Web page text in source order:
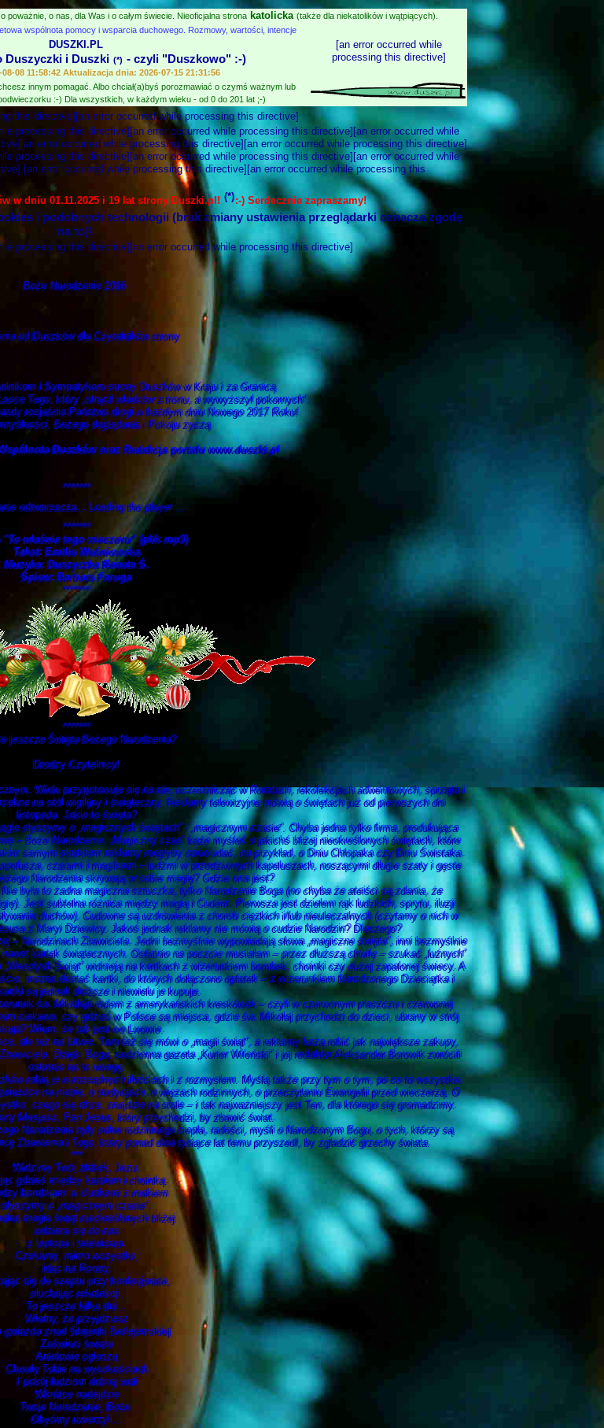
poważnie, o nas, dla Was i o całym świecie. Nieoficjalna strona katolicka (także dla niekatolików i wątpiących).
wspólnota pomocy i wsparcia duchowego. Rozmowy, wartości, intencje
DUSZKI.PL
Duszyczki i Duszki (*) - czyli "Duszkowo" :-)
08 11:58:42 Aktualizacja dnia: 2026-07-15 21:31:56
[an error occurred while
processing this directive]
innym pomagać. Albo chciał(a)byś porozmawiać o czymś ważnym lub
:-) Dla wszystkich, w każdym wieku - od 0 do 201 lat ;-)
this directive][an error occurred while processing this directive]
processing this directive][an error occurred while processing this directive][an error occurred while
error occurred while processing this directive][an error occurred while processing this directive]
processing this directive][an error occurred while processing this directive][an error occurred while
[an error occurred while processing this directive][an error occurred while processing this
w dniu 01.11.2025 i 19 lat strony Duszki.pl! (*):-) Serdecznie zapraszamy!
i podobnych technologii (brak zmiany ustawienia przeglądarki oznacza zgodę
na to)!
processing this directive][an error occurred while processing this directive]
Boże Narodzenie 2016
od Duszków dla Czytelników strony
i Sympatykom strony Duszków w Kraju i za Granicą
Tego, który „strącił władców z tronu, a wywyższył pokornych”.
rozjaśnia Państwa drogi w każdym dniu Nowego 2017 Roku!
Bożego doglądania i Pokoju życzą
Duszków oraz Redakcja portalu www.duszki.pl
*******
odtwarzacza... Loading the player ...
*******
"To właśnie tego wieczoru" (plik mp3)
Tekst: Emilia Waśniowska
Muzyka: Duszyczka Renata Ś.
Śpiew: Barbara Faruga
*******
*******
jeszcze Święta Bożego Narodzenia?
Drodzy Czytelnicy!
Wielu przygotowuje się na nie, uczestnicząc w Roratach, rekolekcjach adwentowych, sprząta i
na stół wigilijny i świąteczny. Reklamy telewizyjne mówią o świętach już od pierwszych dni
listopada. Jakie to święta?
słyszymy o „magicznych świętach” i „magicznym czasie”. Chyba jedna tylko firma, produkująca
– Boże Narodzenie. „Magiczny czas” każe myśleć o jakichś bliżej nieokreślonych świętach, które
samym skutkiem reklamy mogłyby opowiadać, na przykład, o Dniu Chłopaka czy Dniu Świstaka.
czarami i magikami – ludźmi w przedziwnych kapeluszach, noszącymi długie szaty i gęste
Narodzenia skrywają w sobie magię? Gdzie ona jest?
była to żadna magiczna sztuczka, tylko Narodzenie Boga (no chyba że ateiści są zdania, że
Jest subtelna różnica między magią i Cudem. Pierwsza jest dziełem rąk ludzkich, sprytu, iluzji
duchów). Cudowne są uzdrowienia z chorób ciężkich i/lub nieuleczalnych (czytamy o nich w
z Maryi Dziewicy. Jakoś jednak reklamy nie mówią o cudzie Narodzin? Dlaczego?
Narodzinach Zbawiciela. Jedni bezmyślnie wypowiadają słowa „magiczne święta”, inni bezmyślnie
kartek świątecznych. Ostatnio na poczcie musiałam – przez dłuższą chwilę – szukać „luźnych”
Świąt” widnieją na kartkach z wizerunkiem bombek, choinki czy dużej zapalonej świecy. A
można dostać kartki, do których dołączono opłatek – z wizerunkiem Narodzonego Dzieciątka i
są jednak droższe i niewielu je kupuje.
św. Mikołaja rodem z amerykańskich kreskówek – czyli w czerwonym płaszczu i czerwonej
ciekawa, czy gdzieś w Polsce są miejsca, gdzie św. Mikołaj przychodzi do dzieci, ubrany w strój
Wiem, że tak jest we Lwowie.
ale też na Litwie. Tam też się mówi o „magii świąt”, a reklamy każą robić jak największe zakupy,
Dzięki Bogu, codzienna gazeta „Kurier Wileński” i jej redaktor Aleksander Borowik zwrócili
ostatnio na to uwagę.
robią je w rozsądnych ilościach i z rozmysłem. Myślą także przy tym o tym, po co to wszystko.
na niebie, o tradycjach, o więzach rodzinnych, o przeczytaniu Ewangelii przed wieczerzą. O
czego się chce, znajdzie na stole – i tak najważniejszy jest Ten, dla którego się gromadzimy.
Mesjasz, Pan Jezus, który przychodzi, by zbawić świat.
Narodzenia były pełne rodzinnego ciepła, radości, myśli o Narodzonym Bogu, o tych, którzy są
Zbawienia i Tego, który ponad dwa tysiące lat temu przyszedł, by zgładzić grzechy świata.
***
Widzimy Twój żłóbek, Jezu,
gdzieś między karpiem i choinką.
bombkami a kluskami z makiem
słyszymy o „magicznym czasie”.
magia świąt nieokreślonych bliżej
wdziera się do nas
z laptopa i telewizora.
Czekamy, mimo wszystko,
idąc na Roraty,
się do szeptu przy konfesjonale,
słuchając rekolekcji.
To jeszcze kilka dni…
Wiemy, że przyjdziesz
gwiazda znad Stajenki Betlejemskiej
Zaświeci światu
Aniołowie ogłoszą
Chwałę Tobie na wysokościach
I pokój ludziom dobrej woli
Wkrótce nadejdzie
Twoje Narodzenie, Boże.
Obyśmy uwierzyli…